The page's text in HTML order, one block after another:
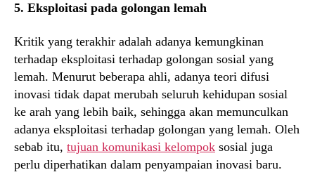
5. Eksploitasi pada golongan lemah
Kritik yang terakhir adalah adanya kemungkinan
terhadap eksploitasi terhadap golongan sosial yang
lemah. Menurut beberapa ahli, adanya teori difusi
inovasi tidak dapat merubah seluruh kehidupan sosial
ke arah yang lebih baik, sehingga akan memunculkan
adanya eksploitasi terhadap golongan yang lemah. Oleh
sebab itu, tujuan komunikasi kelompok sosial juga
perlu diperhatikan dalam penyampaian inovasi baru.